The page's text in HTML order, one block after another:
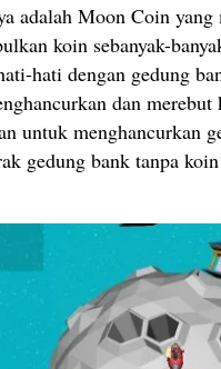
adalah Moon Coin
koin sebanyak-
hati dengan gedung
dan
untuk menghancurkan
gedung bank tanpa